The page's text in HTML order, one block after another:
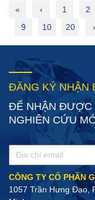
« ‹ 1 2
9
10 20 ›
ĐĂNG KÝ NHẬN
ĐỂ NHẬN ĐƯỢC
NGHIÊN CỨU
CÔNG TY CỔ PHẦN
1057 Trần Hưng Đạo,